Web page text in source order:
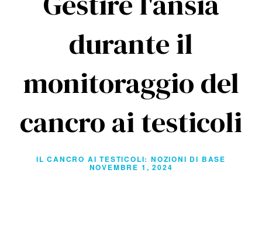
durante il
monitoraggio del
cancro ai testicoli
IL CANCRO AI TESTICOLI: NOZIONI DI BASE
NOVEMBRE 1, 2024